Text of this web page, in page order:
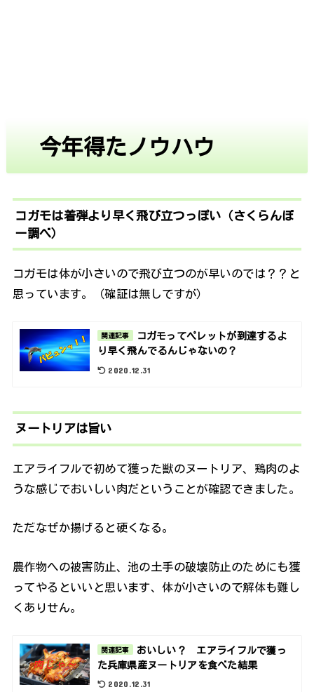
今年得たノウハウ
コガモは着弾より早く飛び立つっぽい（さくらんぼ
ー調べ）
コガモは体が小さいので飛び立つのが早いのでは？？と
思っています。（確証は無しですが）
関連記事
コガモってペレットが到達するよ
り早く飛んでるんじゃないの？
2020.12.31
ヌートリアは旨い
エアライフルで初めて獲った獣のヌートリア、鶏肉のよ
うな感じでおいしい肉だということが確認できました。
ただなぜか揚げると硬くなる。
農作物への被害防止、池の土手の破壊防止のためにも獲
ってやるといいと思います、体が小さいので解体も難し
くありせん。
関連記事
おいしい？ エアライフルで獲っ
た兵庫県産ヌートリアを食べた結果
2020.12.31